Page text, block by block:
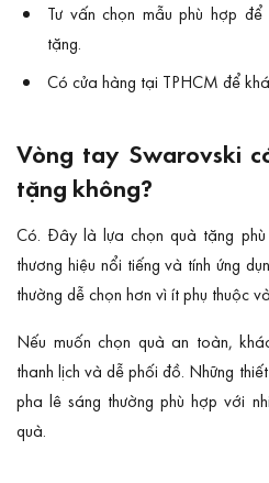
Tư vấn chọn mẫu phù hợp
tặng.
Có cửa hàng tại TPHCM để
Vòng tay Swarovski
tặng không?
Có. Đây là lựa chọn quà tặng
thương hiệu nổi tiếng và tính ứng
thường dễ chọn hơn vì ít phụ thuộc
Nếu muốn chọn quà an toàn,
thanh lịch và dễ phối đồ. Những
pha lê sáng thường phù hợp với
quà.